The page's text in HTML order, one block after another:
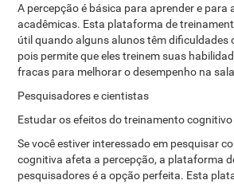
A percepção é básica para aprender e para
acadêmicas. Esta plataforma de
útil quando alguns alunos têm dificuldades
pois permite que eles treinem suas
fracas para melhorar o desempenho na
Pesquisadores e cientistas
Estudar os efeitos do treinamento
Se você estiver interessado em pesquisar
cognitiva afeta a percepção, a plataforma
pesquisadores é a opção perfeita. Esta